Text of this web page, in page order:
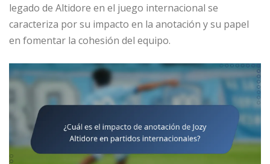
legado de Altidore en el juego internacional se
caracteriza por su impacto en la anotación y su papel
en fomentar la cohesión del equipo.